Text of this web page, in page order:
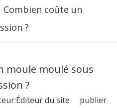
Combien coûte un
?
moule moulé sous
?
du site publier